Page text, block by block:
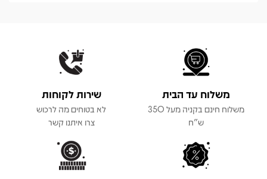
משלוח עד הבית
משלוח חינם בקניה מעל 350
ש"ח
שירות לקוחות
לא בטוחים מה לרכוש
צרו איתנו קשר